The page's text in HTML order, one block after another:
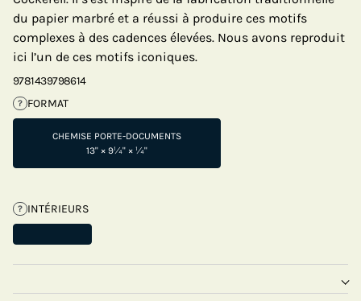
du papier marbré et a réussi à produire ces motifs
complexes à des cadences élevées. Nous avons reproduit
ici l’un de ces motifs iconiques.
9781439798614
? FORMAT
CHEMISE PORTE-DOCUMENTS
13" × 9¼" × ¼"
? INTÉRIEURS